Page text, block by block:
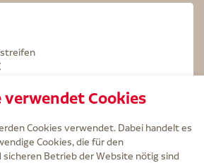
blau
verwendet Cookies
Cookies verwendet. Dabei handelt es
Cookies, die für den
sicheren Betrieb der Website nötig sind